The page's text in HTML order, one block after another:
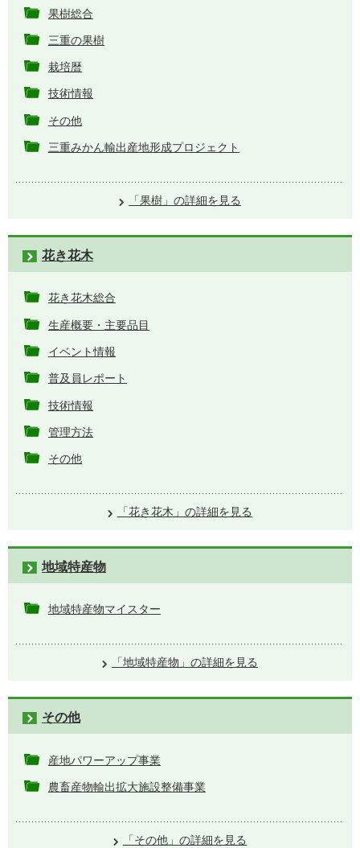
果樹総合
三重の果樹
栽培暦
技術情報
その他
三重みかん輸出産地形成プロジェクト
「果樹」の詳細を見る
花き花木
花き花木総合
生産概要・主要品目
イベント情報
普及員レポート
技術情報
管理方法
その他
「花き花木」の詳細を見る
地域特産物
地域特産物マイスター
「地域特産物」の詳細を見る
その他
産地パワーアップ事業
農畜産物輸出拡大施設整備事業
「その他」の詳細を見る